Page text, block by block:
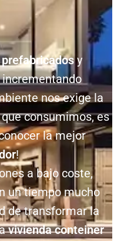
y
nos exige la
consumimos, es
la mejor
!
a bajo coste,
un tiempo mucho
de transformar la
vivienda conteiner